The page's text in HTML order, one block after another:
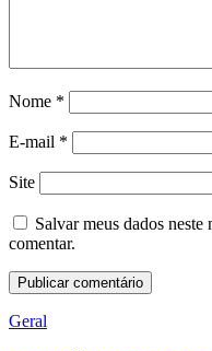
Nome *
E-mail *
Site
Salvar meus dados
comentar.
Geral